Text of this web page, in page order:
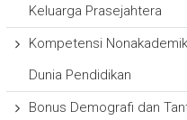
Keluarga Prasejahtera
Kompetensi
Dunia Pendidikan
Bonus Demografi dan